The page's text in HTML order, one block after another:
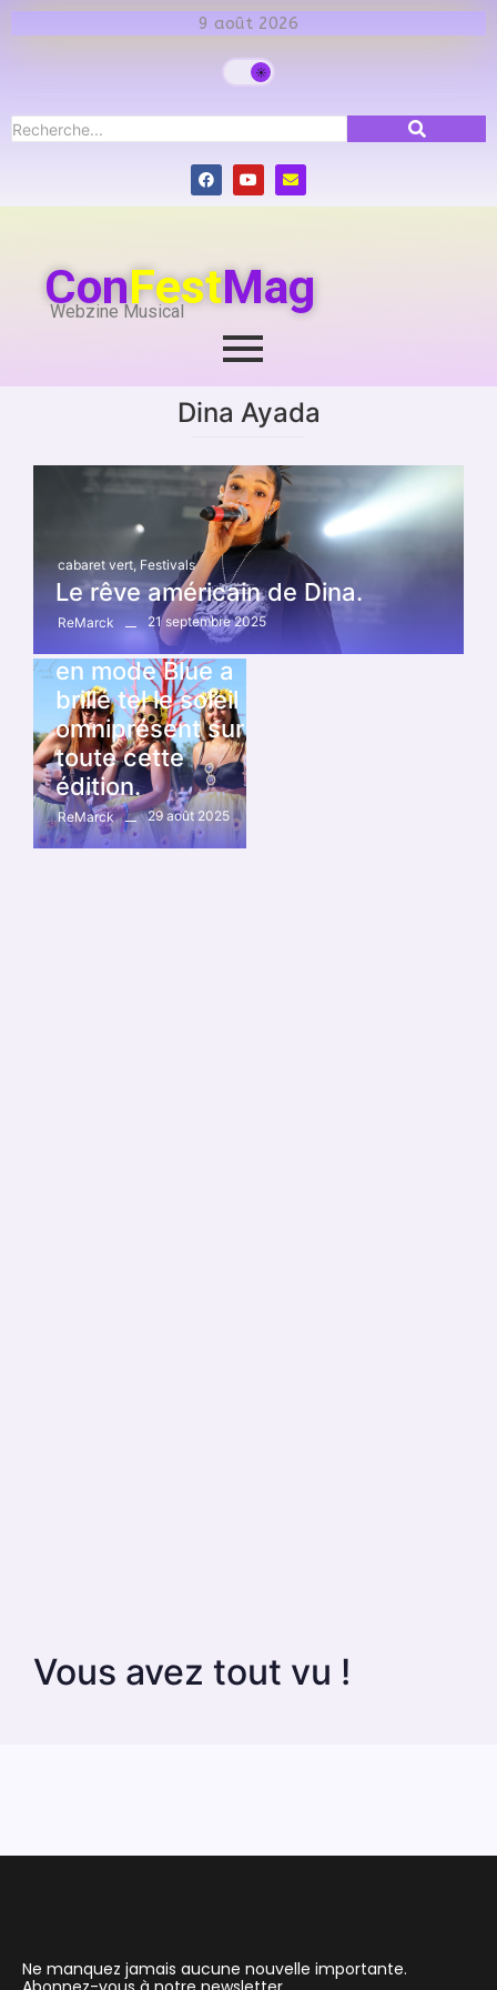
9 août 2026
ConFestMag
Webzine Musical
Dina Ayada
cabaret vert, Festivals
Le rêve américain de Dina.
ReMarck 21 septembre 2025
cabaret vert Festivals
Le Cabaret Vert
en mode Blue a
brillé tel le soleil
omniprésent sur
toute cette
édition.
ReMarck 29 août 2025
Vous avez tout vu !
Ne manquez jamais aucune nouvelle importante.